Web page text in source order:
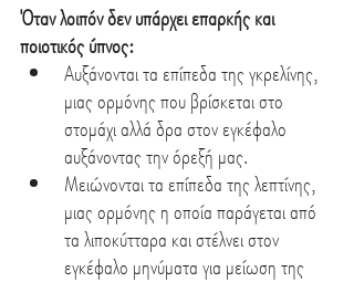
Όταν λοιπόν δεν υπάρχει επαρκής και
ποιοτικός ύπνος:
Αυξάνονται τα επίπεδα της γκρελίνης,
μιας ορμόνης που βρίσκεται στο
στομάχι αλλά δρα στον εγκέφαλο
αυξάνοντας την όρεξή μας.
Μειώνονται τα επίπεδα της λεπτίνης,
μιας ορμόνης η οποία παράγεται από
τα λιποκύτταρα και στέλνει στον
εγκέφαλο μηνύματα για μείωση της